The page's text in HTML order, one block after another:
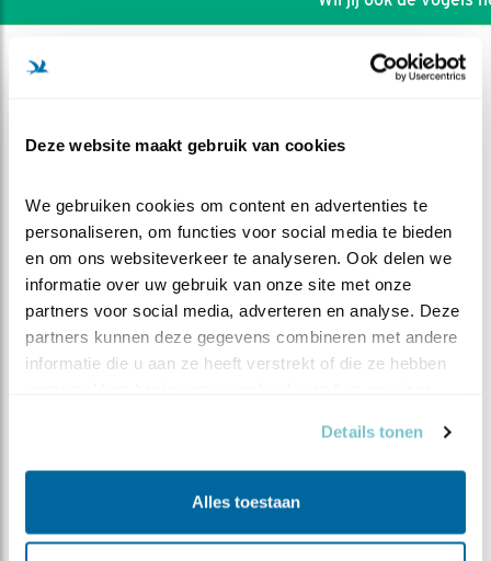
Deze website maakt gebruik van cookies
We gebruiken cookies om content en advertenties te
personaliseren, om functies voor social media te bieden
en om ons websiteverkeer te analyseren. Ook delen we
informatie over uw gebruik van onze site met onze
partners voor social media, adverteren en analyse. Deze
partners kunnen deze gegevens combineren met andere
informatie die u aan ze heeft verstrekt of die ze hebben
Details tonen
Alles toestaan
DEEL DIT FILMPJE
Geert | Geplaatst op 15 april 2026, 23:55 |